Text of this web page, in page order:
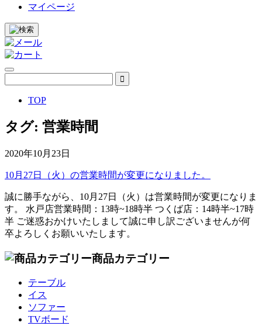
マイページ
TOP
タグ: 営業時間
2020年10月23日
10月27日（火）の営業時間が変更になりました。
誠に勝手ながら、10月27日（火）は営業時間が変更になりま
す。 水戸店営業時間：13時~18時半 つくば店：14時半~17時
半 ご迷惑おかけいたしまして誠に申し訳ございませんが何
卒よろしくお願いいたします。
商品カテゴリー
テーブル
イス
ソファー
TVボード